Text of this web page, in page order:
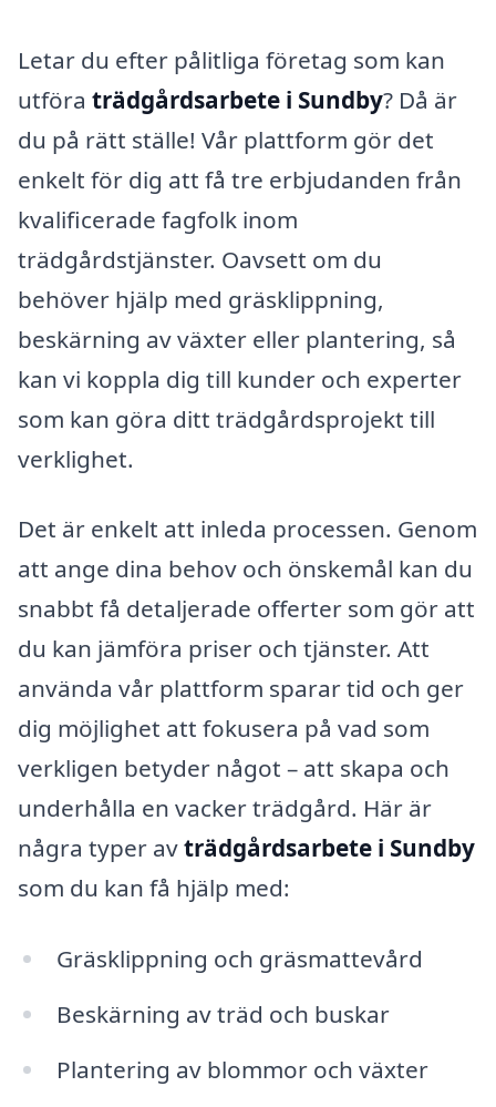
Letar du efter pålitliga företag som kan
utföra trädgårdsarbete i Sundby? Då är
du på rätt ställe! Vår plattform gör det
enkelt för dig att få tre erbjudanden från
kvalificerade fagfolk inom
trädgårdstjänster. Oavsett om du
behöver hjälp med gräsklippning,
beskärning av växter eller plantering, så
kan vi koppla dig till kunder och experter
som kan göra ditt trädgårdsprojekt till
verklighet.
Det är enkelt att inleda processen. Genom
att ange dina behov och önskemål kan du
snabbt få detaljerade offerter som gör att
du kan jämföra priser och tjänster. Att
använda vår plattform sparar tid och ger
dig möjlighet att fokusera på vad som
verkligen betyder något – att skapa och
underhålla en vacker trädgård. Här är
några typer avträdgårdsarbete i Sundby
som du kan få hjälp med:
Gräsklippning och gräsmattevård
Beskärning av träd och buskar
Plantering av blommor och växter